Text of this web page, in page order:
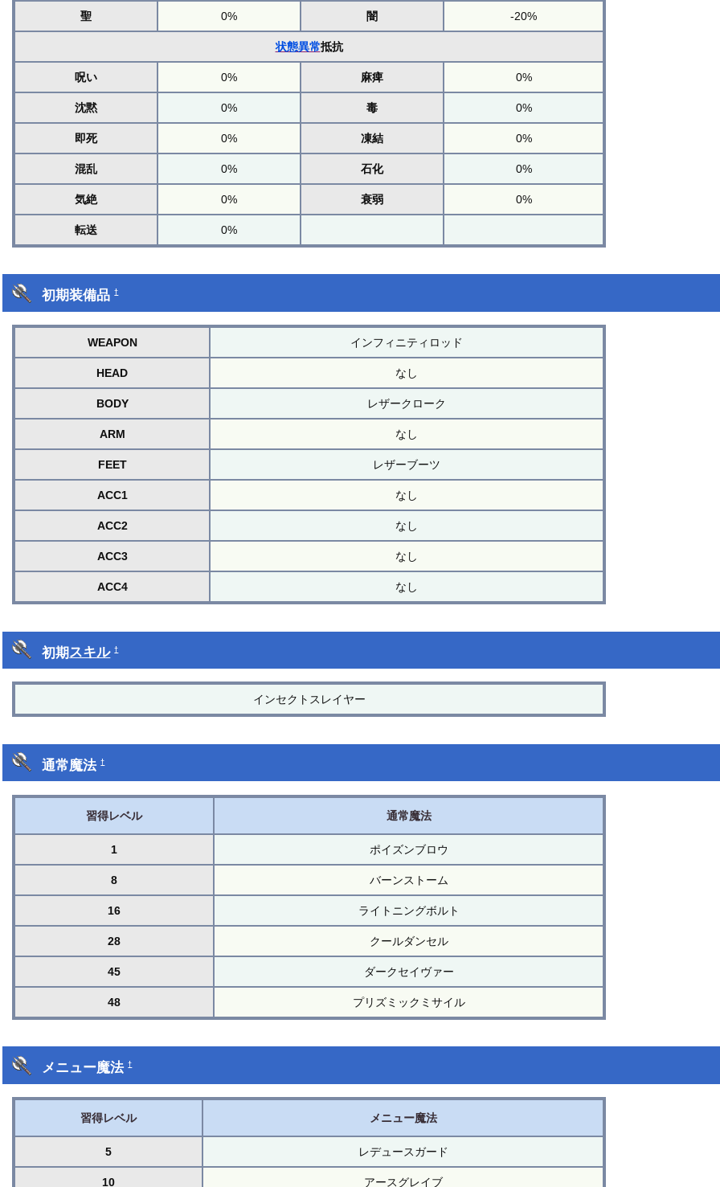
聖 0% 闇 -20%
状態異常抵抗
呪い 0% 麻痺 0%
沈黙 0% 毒 0%
即死 0% 凍結 0%
混乱 0% 石化 0%
気絶 0% 衰弱 0%
転送 0%
初期装備品†
WEAPON インフィニティロッド
HEAD なし
BODY レザークローク
ARM なし
FEET レザーブーツ
ACC1 なし
ACC2 なし
ACC3 なし
ACC4 なし
初期スキル †
インセクトスレイヤー
通常魔法†
習得レベル 通常魔法
1 ポイズンブロウ
8 バーンストーム
16 ライトニングボルト
28 クールダンセル
45 ダークセイヴァー
48 プリズミックミサイル
メニュー魔法†
習得レベル メニュー魔法
5 レデュースガード
10 アースグレイブ